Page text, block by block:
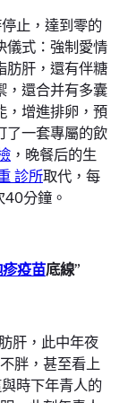
止，達到零的
儀式：強制愛情
肪肝，還有伴糖
，還合并有多囊
，增進排卵，預
了一套專屬的飲
，晚餐后的生
診所取代，每
40分鐘。
疫苗底線”
肝，此中年夜
胖，甚至看上
與時下年青人的